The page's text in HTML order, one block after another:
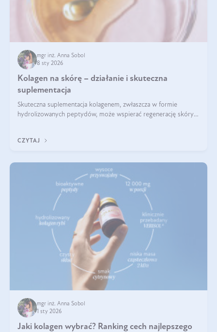
mgr inż. Anna Sobol
8 sty 2026
Kolagen na skórę – działanie i skuteczna
suplementacja
Skuteczna suplementacja kolagenem, zwłaszcza w formie
hydrolizowanych peptydów, może wspierać regenerację skóry i
CZYTAJ
mgr inż. Anna Sobol
1 sty 2026
Jaki kolagen wybrać? Ranking cech najlepszego